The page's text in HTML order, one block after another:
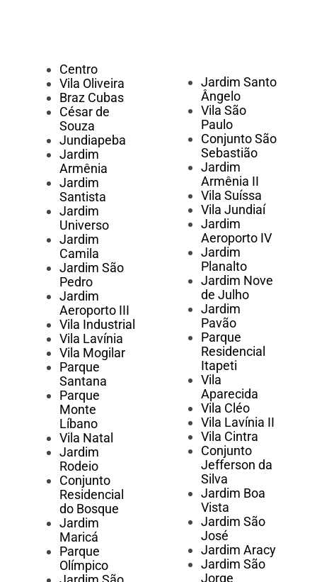
Centro
Vila Oliveira
Braz Cubas
César de
Souza
Jundiapeba
Jardim
Armênia
Jardim
Santista
Jardim
Universo
Jardim
Camila
Jardim São
Pedro
Jardim
Aeroporto III
Vila Industrial
Vila Lavínia
Vila Mogilar
Parque
Santana
Parque
Monte
Líbano
Vila Natal
Jardim
Rodeio
Conjunto
Residencial
do Bosque
Jardim
Maricá
Parque
Olímpico
Jardim Santo
Ângelo
Vila São
Paulo
Conjunto São
Sebastião
Jardim
Armênia II
Vila Suíssa
Vila Jundiaí
Jardim
Aeroporto IV
Jardim
Planalto
Jardim Nove
de Julho
Jardim
Pavão
Parque
Residencial
Itapeti
Vila
Aparecida
Vila Cléo
Vila Lavínia II
Vila Cintra
Conjunto
Jefferson da
Silva
Jardim Boa
Vista
Jardim São
José
Jardim Aracy
Jardim São
Jorge